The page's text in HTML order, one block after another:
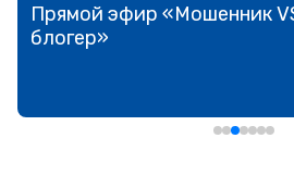
Прямой эфир «Мошенник
блогер»